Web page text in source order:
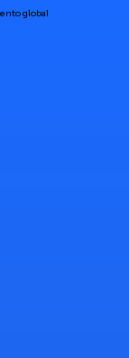
global